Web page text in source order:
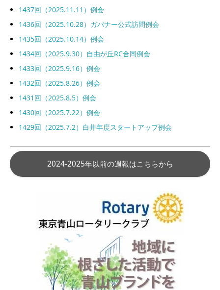
1437回（2025.11.11）例会
1436回（2025.10.28）ガバナー公式訪問例会
1435回（2025.10.14）例会
1434回（2025.9.30）自由が丘RC合同例会
1433回（2025.9.16）例会
1432回（2025.8.26）例会
1431回（2025.8.5）例会
1430回（2025.7.22）例会
1429回（2025.7.2）白井年度スタートアップ例会
2024-2025年以前の週報はこちらから